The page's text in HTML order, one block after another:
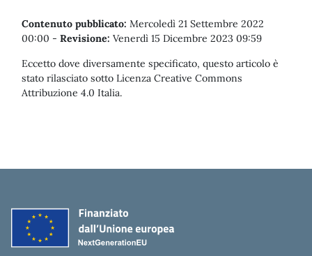
Contenuto pubblicato: Mercoledì 21 Settembre 2022
00:00 - Revisione: Venerdì 15 Dicembre 2023 09:59
Eccetto dove diversamente specificato, questo articolo è
stato rilasciato sotto Licenza Creative Commons
Attribuzione 4.0 Italia.